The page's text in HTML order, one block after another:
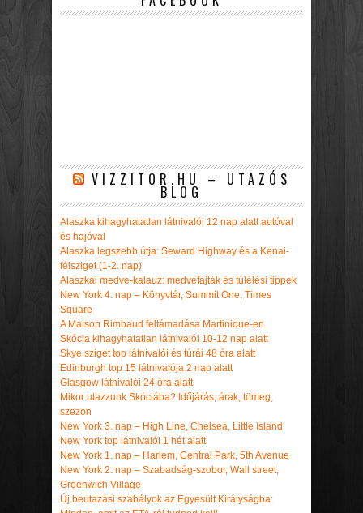
VIZZITOR.HU – UTAZÓS
BLOG
Alaszka kihagyhatatlan látnivalói 12 nap alatt autóval
és hajóval
Alaszka legszebb útja: Seward Highway és a Kenai-
félsziget (1-2. nap)
Alaszkai medve-kalauz: medvefajták és túlélési tippek
New York 4. nap – Könyvtár, Summit One, Times
Square
A Maison Rimbaud feltámadása Martinique-en
Skócia kihagyhatatlan látnivalói 10-12 nap alatt
Skye sziget top látnivalói és túrái 48 óra alatt
Edinburgh top 15 látnivalója 2 nap alatt
Glasgow látnivalói 24 óra alatt
Mikor utazzunk Skóciába? Időjárás, árak, tömeg,
szezon
New York 3. nap – High Line, Chelsea, Little Island
New York top látnivalói 1 hét alatt
New York 1. nap – Harlem, Central Park, 5th Avenue
New York 2. nap – Szabadság-szobor, Wall street,
Greenwich Village
Új beutazási szabályok az Egyesült Királyságba: